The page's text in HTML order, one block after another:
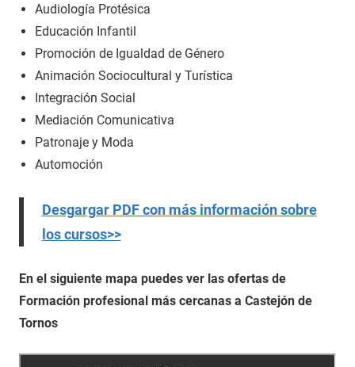
Audiología Protésica
Educación Infantil
Promoción de Igualdad de Género
Animación Sociocultural y Turística
Integración Social
Mediación Comunicativa
Patronaje y Moda
Automoción
Desgargar PDF con más información sobre
los cursos>>
En el siguiente mapa puedes ver las ofertas de
Formación profesional más cercanas a Castejón de
Tornos